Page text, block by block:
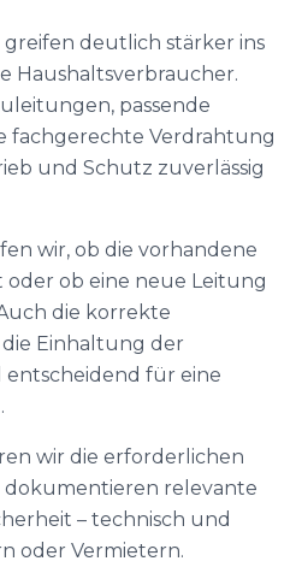
greifen deutlich stärker ins
Haushaltsverbraucher.
passende
fachgerechte Verdrahtung
und Schutz zuverlässig
wir, ob die vorhandene
oder ob eine neue Leitung
die korrekte
Einhaltung der
entscheidend für eine
wir die erforderlichen
relevante
– technisch und
oder Vermietern.